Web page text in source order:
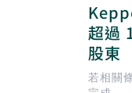
超過
股東
若相關